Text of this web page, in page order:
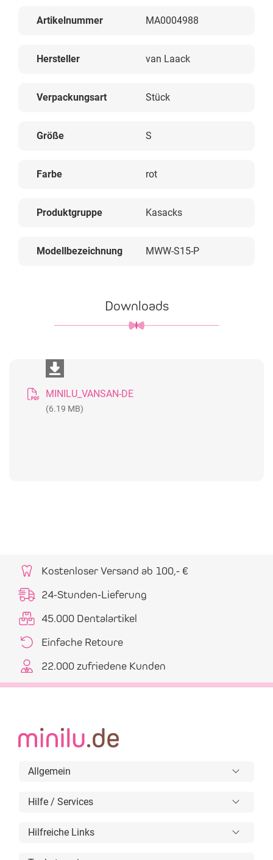
Artikelnummer MA0004988
Hersteller van Laack
Verpackungsart Stück
Größe S
Farbe rot
Produktgruppe Kasacks
Modellbezeichnung MWW-S15-P
Downloads
MINILU_VANSAN-DE
(6.19 MB)
Kostenloser Versand ab 100,- €
24-Stunden-Lieferung
45.000 Dentalartikel
Einfache Retoure
22.000 zufriedene Kunden
Allgemein
Hilfe / Services
Hilfreiche Links